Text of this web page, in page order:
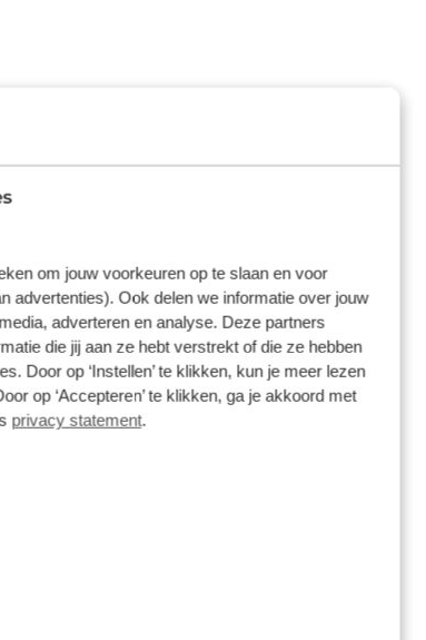
om jouw voorkeuren op te slaan en voor
advertenties). Ook delen we informatie over jouw
adverteren en analyse. Deze partners
die jij aan ze hebt verstrekt of die ze hebben
Door op ‘Instellen’ te klikken, kun je meer lezen
op ‘Accepteren’ te klikken, ga je akkoord met
privacy statement.
met
is voor het
met
750Wh
front running
cable
IS disc
of